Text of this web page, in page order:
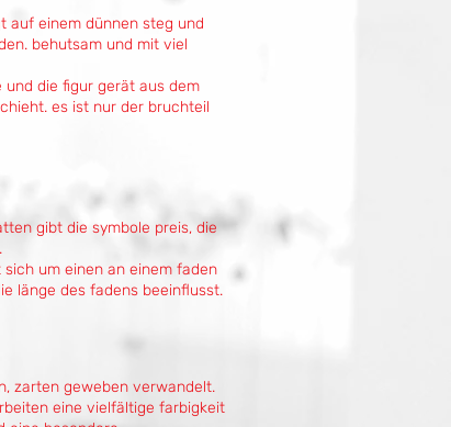
auf einem dünnen steg und
behutsam und mit viel
die figur gerät aus dem
es ist nur der bruchteil
gibt die symbole preis, die
um einen an einem faden
länge des fadens beeinflusst.
zarten geweben verwandelt.
eine vielfältige farbigkeit